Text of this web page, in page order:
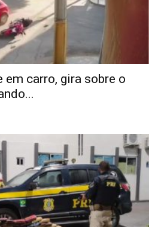
carro, gira sobre o